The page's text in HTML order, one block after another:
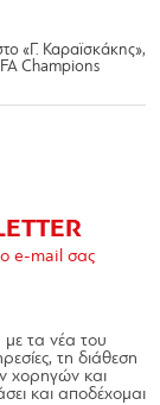
«Γ. Καραϊσκάκης»,
Champions
e-mail σας
τα νέα του
τη διάθεση
χορηγών και
και αποδέχομαι